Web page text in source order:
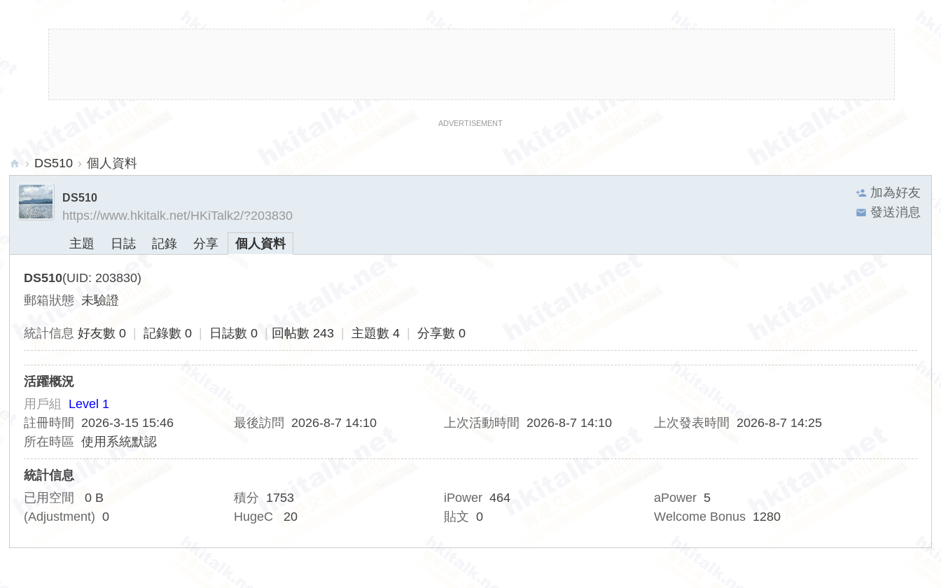
ADVERTISEMENT
hk
ita
lk.
› DS510 › 個人資料
加為好友
發送消息
DS510
https://www.hkitalk.net/HKiTalk2/?203830
主題
日誌 記錄 分享 個人資料
DS510(UID: 203830)
郵箱狀態 未驗證
統計信息 好友數 0 記錄數 0 日誌數 0 回帖數 243 主題數 4 分享數 0
活躍概況
用戶組 Level 1
註冊時間
2026-3-15 15:46 最後訪問 2026-8-7 14:10 上次活動時間 2026-8-7 14:10 上次發表時間
2026-8-7 14:25
所在時區
使用系統默認
統計信息
已用空間
0 B 積分 1753 iPower 464 aPower 5
(Adjustment) 0 HugeC 20 貼文 0 Welcome Bonus 1280